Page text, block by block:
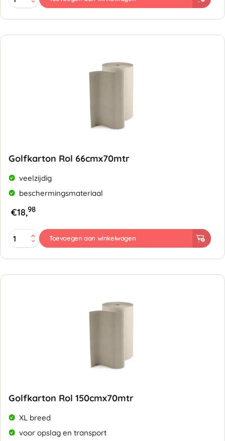
Rol
aantal
Golfkarton Rol 66cmx70mtr
veelzijdig
beschermingsmateriaal
€18,98
Golfkarton
Rol
Toevoegen aan winkelwagen
Golfkarton Rol 150cmx70mtr
XL breed
voor opslag en transport